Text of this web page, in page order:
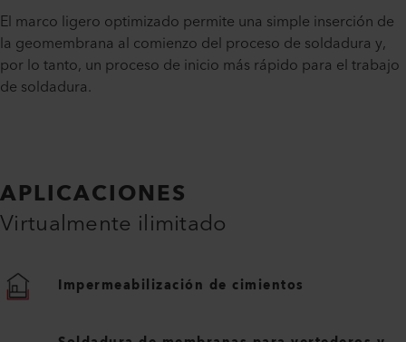
El marco ligero optimizado permite una simple inserción de
la geomembrana al comienzo del proceso de soldadura y,
por lo tanto, un proceso de inicio más rápido para el trabajo
de soldadura.
APLICACIONES
Virtualmente ilimitado
Impermeabilización de cimientos